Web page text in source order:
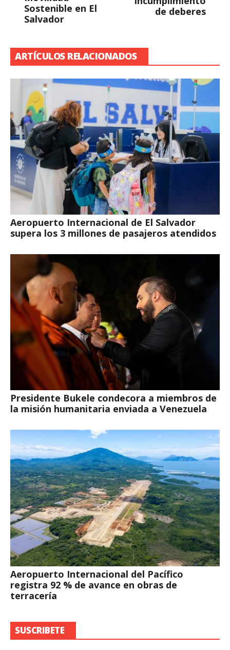
Sostenible en El
Salvador
de deberes
ARTÍCULOS RELACIONADOS
Aeropuerto Internacional de El Salvador
supera los 3 millones de pasajeros atendidos
Presidente Bukele condecora a miembros de
la misión humanitaria enviada a Venezuela
Aeropuerto Internacional del Pacífico
registra 92 % de avance en obras de
terracería
SUSCRIBETE